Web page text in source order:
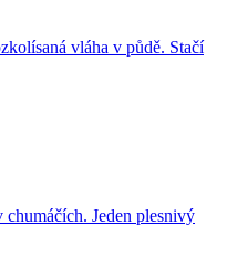
vláha v půdě. Stačí
chumáčích. Jeden plesnivý